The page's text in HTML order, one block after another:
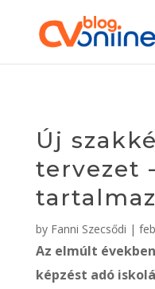
Új
tervezet
by Fanni Szecsődi |
Az elmúlt
képzést adó